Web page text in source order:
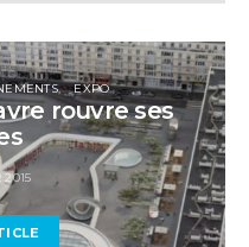
EXPO
rouvre ses
2015